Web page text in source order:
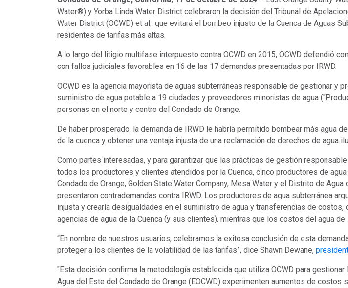
Water®) y Yorba Linda Water District celebraron la decisión del Tribunal de
Water District (OCWD) et al., que evitará el bombeo injusto de la Cuenca de Aguas
residentes de tarifas más altas.
A lo largo del litigio multifase interpuesto contra OCWD en 2015, OCWD defendió
con fallos judiciales favorables en 16 de las 17 demandas presentadas por IRWD.
OCWD es la agencia mayorista de aguas subterráneas responsable de gestionar y
suministro de agua potable a 19 ciudades y proveedores minoristas de agua
personas en el norte y centro del Condado de Orange.
De haber prosperado, la demanda de IRWD le habría permitido bombear más agua
de la cuenca y obtener una ventaja injusta de una reclamación de derechos de agua
Como partes interesadas, y para garantizar que las prácticas de gestión
todos los productores y clientes atendidos por la Cuenca, cinco productores de
Condado de Orange, Golden State Water Company, Mesa Water y el Distrito de
presentaron contrademandas contra IRWD. Los productores de agua subterránea
injusta y crearía desigualdades en el suministro de agua y transferencias de
agencias de agua de la Cuenca (y sus clientes), mientras que los costos del agua de
“En nombre de nuestros usuarios, celebramos la exitosa conclusión de esta
proteger a los clientes de la volatilidad de las tarifas”, dice Shawn Dewane,
"Esta decisión confirma la metodología establecida que utiliza OCWD para
Agua del Este del Condado de Orange (EOCWD) experimenten aumentos de